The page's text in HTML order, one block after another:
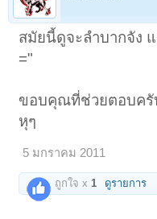
สมัยนี้ดูจะลำบากจัง
="
ขอบคุณที่ช่วยตอบครั
หุๆ
5 มกราคม 2011
ถูกใจ x 1 ดูรายการ